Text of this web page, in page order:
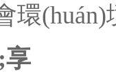
環(huán)